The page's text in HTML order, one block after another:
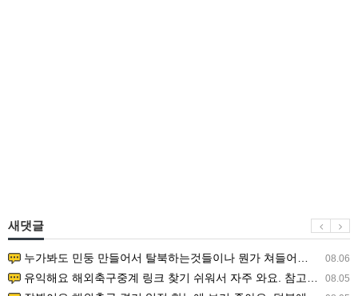
새댓글
08.06
누가봐도 민둥 만들어서 탈북하는것들이나 뭔가 쳐들어오는 낌새를 미리 알아차리기 위함이지 저걸 전쟁준비라고 하…
08.05
유익해요 해외축구중계 링크 찾기 쉬워서 자주 와요. 참고로 무료스포츠중계 정보 확인할 때 출처 꼭 체크해요.…